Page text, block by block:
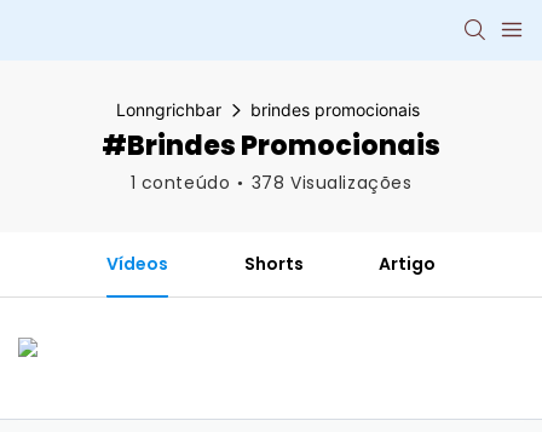
Lonngrichbar brindes promocionais
#brindes Promocionais
1 conteúdo 378 Visualizações
Vídeos Shorts Artigo